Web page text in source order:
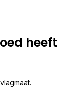
heeft